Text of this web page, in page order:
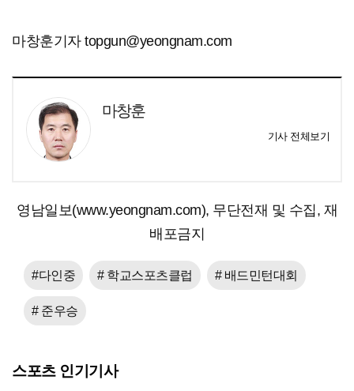
마창훈기자 topgun@yeongnam.com
마창훈
기사 전체보기
영남일보(www.yeongnam.com), 무단전재 및 수집, 재
배포금지
#다인중 # 학교스포츠클럽 # 배드민턴대회
# 준우승
스포츠 인기기사